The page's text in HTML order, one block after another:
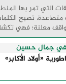
التي تمر بها
متصاعدة، تصبح
معلنة؛ فهي
للأزمات،
جمال حسين
«أولاد الأكابر»